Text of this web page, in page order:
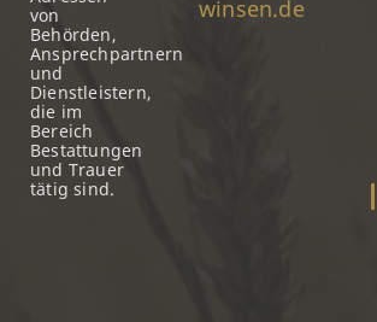
von
Behörden,
Ansprechpartnern
und
Dienstleistern,
die im
Bereich
Bestattungen
und Trauer
tätig sind.
winsen.de